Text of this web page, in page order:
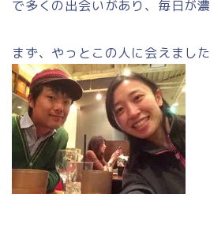
で多くの出会いがあり、毎日が濃
まず、やっとこの人に会えました